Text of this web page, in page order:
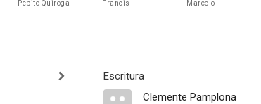
Pepito Quiroga Francis Marcelo
Escritura
Clemente Pamplona